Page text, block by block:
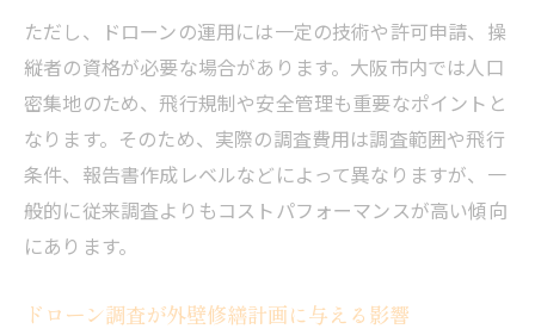
ただし、ドローンの運用には一定の技術や許可申請、操
縦者の資格が必要な場合があります。大阪市内では人口
密集地のため、飛行規制や安全管理も重要なポイントと
なります。そのため、実際の調査費用は調査範囲や飛行
条件、報告書作成レベルなどによって異なりますが、一
般的に従来調査よりもコストパフォーマンスが高い傾向
にあります。
ドローン調査が外壁修繕計画に与える影響